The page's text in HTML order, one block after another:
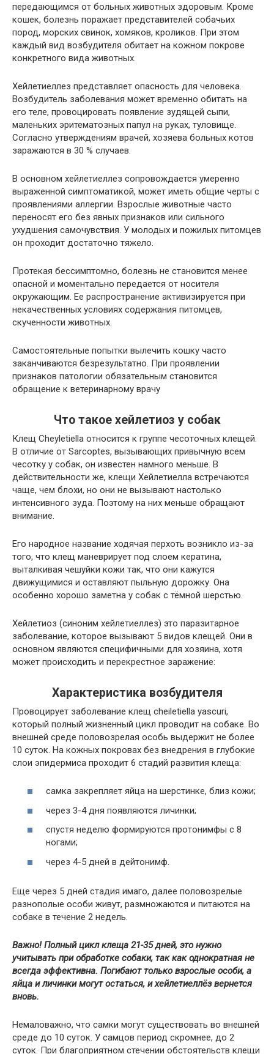
передающимся от больных животных здоровым. Кроме
кошек, болезнь поражает представителей собачьих
пород, морских свинок, хомяков, кроликов. При этом
каждый вид возбудителя обитает на кожном покрове
конкретного вида животных.
Хейлетиеллез представляет опасность для человека.
Возбудитель заболевания может временно обитать на
его теле, провоцировать появление зудящей сыпи,
маленьких эритематозных папул на руках, туловище.
Согласно утверждениям врачей, хозяева больных котов
заражаются в 30 % случаев.
В основном хейлетиеллез сопровождается умеренно
выраженной симптоматикой, может иметь общие черты с
проявлениями аллергии. Взрослые животные часто
переносят его без явных признаков или сильного
ухудшения самочувствия. У молодых и пожилых питомцев
он проходит достаточно тяжело.
Протекая бессимптомно, болезнь не становится менее
опасной и моментально передается от носителя
окружающим. Ее распространение активизируется при
некачественных условиях содержания питомцев,
скученности животных.
Самостоятельные попытки вылечить кошку часто
заканчиваются безрезультатно. При проявлении
признаков патологии обязательным становится
обращение к ветеринарному врачу
Что такое хейлетиоз у собак
Клещ Cheyletiella относится к группе чесоточных клещей.
В отличие от Sarcoptes, вызывающих привычную всем
чесотку у собак, он известен намного меньше. В
действительности же, клещи Хейлетиелла встречаются
чаще, чем блохи, но они не вызывают настолько
интенсивного зуда. Поэтому на них меньше обращают
внимание.
Его народное название ходячая перхоть возникло из-за
того, что клещ маневрирует под слоем кератина,
выталкивая чешуйки кожи так, что они кажутся
движущимися и оставляют пыльную дорожку. Она
особенно хорошо заметна у собак с тёмной шерстью.
Хейлетиоз (синоним хейлетиеллез) это паразитарное
заболевание, которое вызывают 5 видов клещей. Они в
основном являются специфичными для хозяина, хотя
может происходить и перекрестное заражение:
Характеристика возбудителя
Провоцирует заболевание клещ cheiletiella yascuri,
который полный жизненный цикл проводит на собаке. Во
внешней среде половозрелая особь выдержит не более
10 суток. На кожных покровах без внедрения в глубокие
слои эпидермиса проходит 6 стадий развития клеща:
самка закрепляет яйца на шерстинке, близ кожи;
через 3-4 дня появляются личинки;
спустя неделю формируются протонимфы с 8
ногами;
через 4-5 дней в дейтонимф.
Еще через 5 дней стадия имаго, далее половозрелые
разнополые особи живут, размножаются и питаются на
собаке в течение 2 недель.
Важно! Полный цикл клеща 21-35 дней, это нужно
учитывать при обработке собаки, так как однократная не
всегда эффективна. Погибают только взрослые особи, а
яйца и личинки могут остаться, и хейлетиеллёз вернется
вновь.
Немаловажно, что самки могут существовать во внешней
среде до 10 суток. У самцов период скромнее, до 2
суток. При благоприятном стечении обстоятельств клещи